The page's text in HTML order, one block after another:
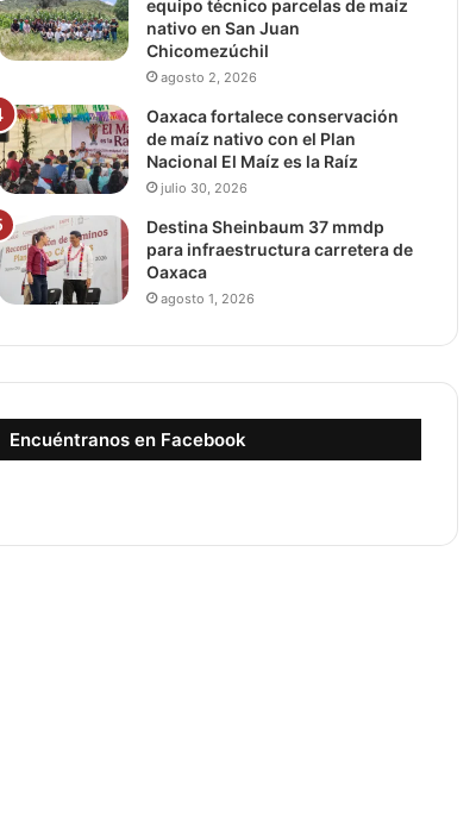
equipo técnico parcelas de maíz
nativo en San Juan
Chicomezúchil
agosto 2, 2026
Oaxaca fortalece conservación
de maíz nativo con el Plan
Nacional El Maíz es la Raíz
julio 30, 2026
Destina Sheinbaum 37 mmdp
para infraestructura carretera de
Oaxaca
agosto 1, 2026
Encuéntranos en Facebook